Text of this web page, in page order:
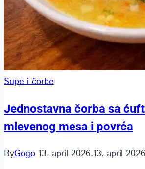
Supe i čorbe
Jednostavna čorba sa
mlevenog mesa i povrća
ByGogo 13. april 2026.13. april